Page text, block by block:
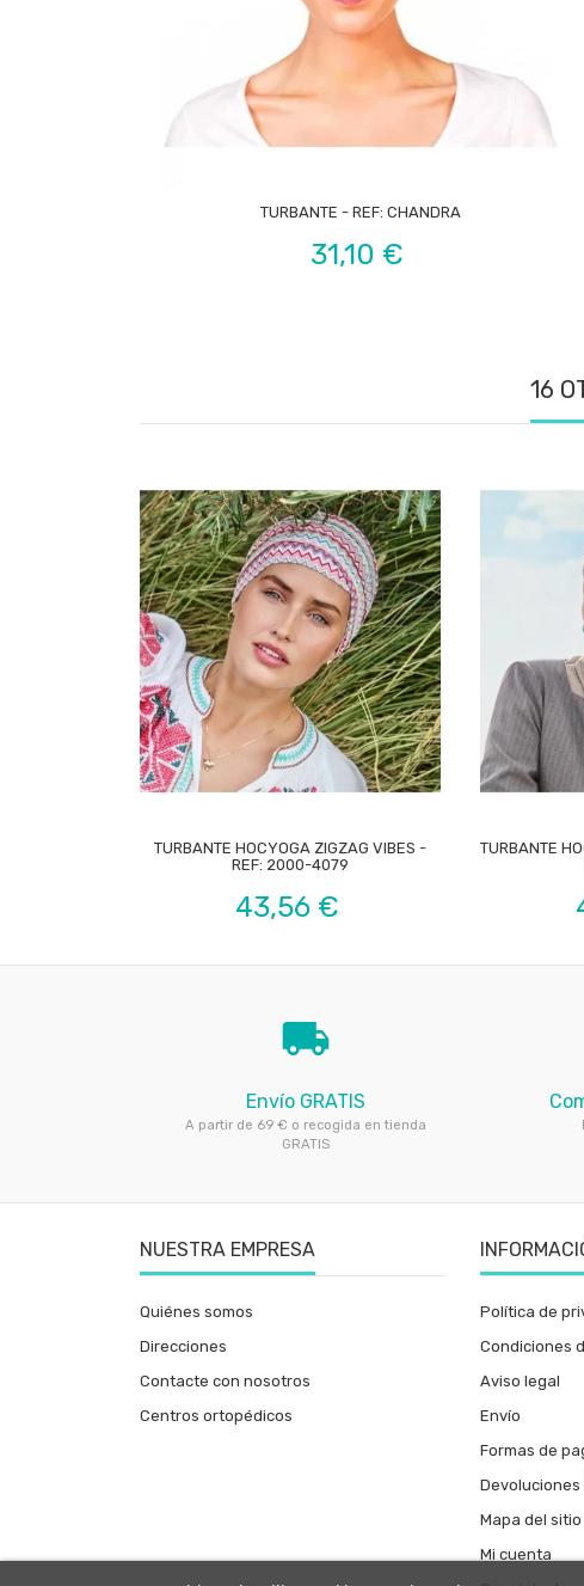

TURBANTE - REF: CHANDRA
Precio
31,10 €
16

TURBANTE HOCYOGA ZIGZAG VIBES -
REF: 2000-4079
Precio
43,56 €
TURBANTE
local_shipping
Envío GRATIS
A partir de 69 € o recogida en tienda
GRATIS
NUESTRA EMPRESA
Quiénes somos
Direcciones
Contacte con nosotros
Centros ortopédicos
Política de
Condiciones
Aviso legal
Envío
Formas de
Mapa del sitio
Mi cuenta